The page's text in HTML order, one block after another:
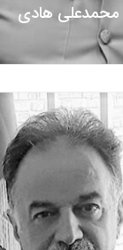
محمدعلى هادی